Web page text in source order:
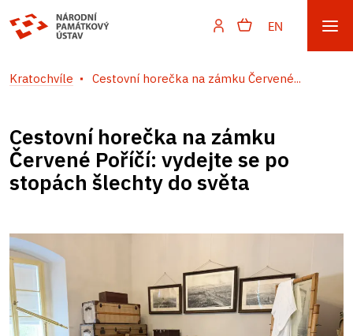
EN
Kratochvíle Cestovní horečka na zámku Červené...
Cestovní horečka na zámku
Červené Poříčí: vydejte se po
stopách šlechty do světa